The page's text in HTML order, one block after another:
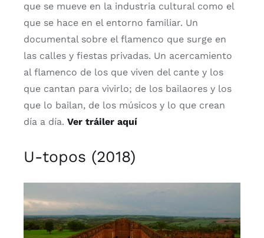
que se mueve en la industria cultural como el
que se hace en el entorno familiar. Un
documental sobre el flamenco que surge en
las calles y fiestas privadas. Un acercamiento
al flamenco de los que viven del cante y los
que cantan para vivirlo; de los bailaores y los
que lo bailan, de los músicos y lo que crean
día a día. Ver tráiler aquí
U-topos (2018)